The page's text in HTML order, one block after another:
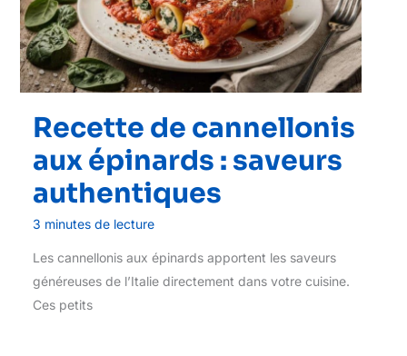
Recette de cannellonis
aux épinards : saveurs
authentiques
3 minutes de lecture
Les cannellonis aux épinards apportent les saveurs
généreuses de l’Italie directement dans votre cuisine.
Ces petits